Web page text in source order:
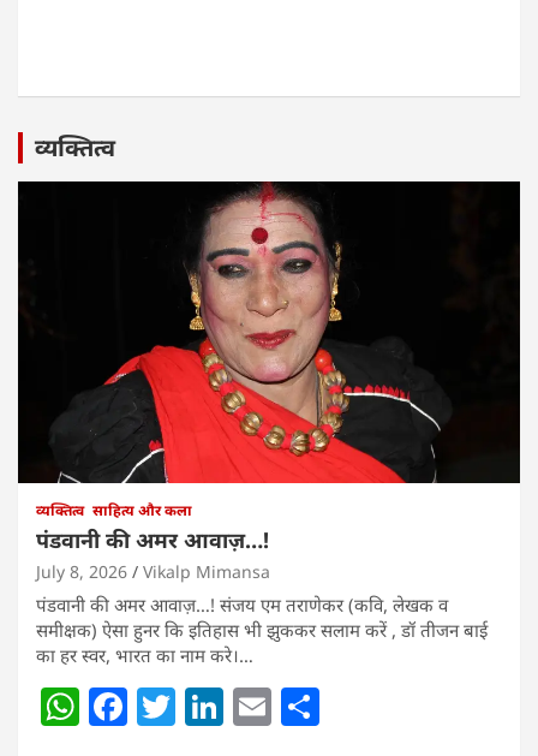
व्यक्तित्व
व्यक्तित्व साहित्य और कला
पंडवानी की अमर आवाज़…!
July 8, 2026 Vikalp Mimansa
पंडवानी की अमर आवाज़…! संजय एम तराणेकर (कवि, लेखक व
समीक्षक) ऐसा हुनर कि इतिहास भी झुककर सलाम करें , डॉ तीजन बाई
का हर स्वर, भारत का नाम करे।…
W F T Li E